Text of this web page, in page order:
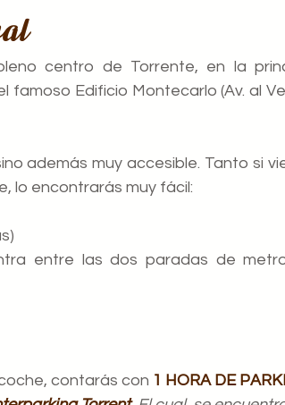
centro de Torrente, en la
famoso Edificio Montecarlo (Av. al
además muy accesible. Tanto si
lo encontrarás muy fácil:
entre las dos paradas de
contarás con 1 HORA DE